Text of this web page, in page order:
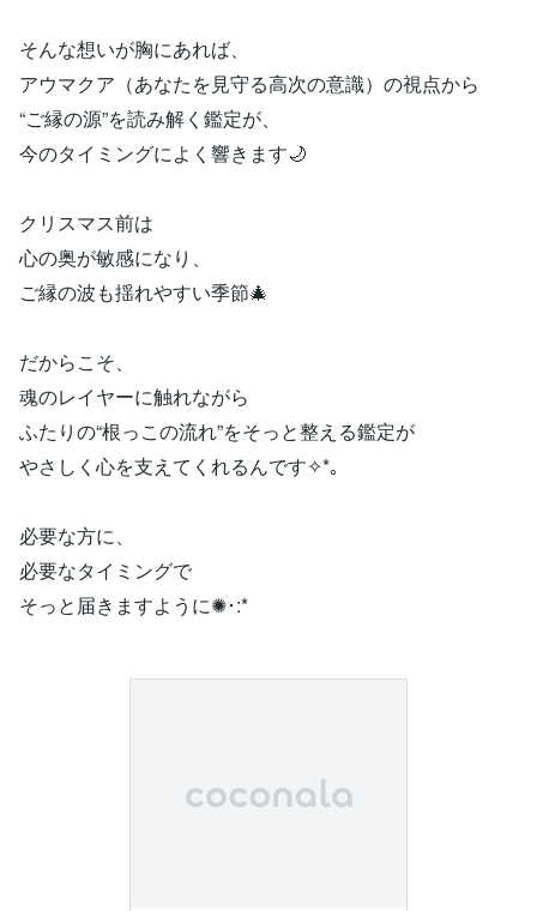
そんな想いが胸にあれば、
アウマクア（あなたを見守る高次の意識）の視点から
“ご縁の源”を読み解く鑑定が、
今のタイミングによく響きます🌙
クリスマス前は
心の奥が敏感になり、
ご縁の波も揺れやすい季節🎄
だからこそ、
魂のレイヤーに触れながら
ふたりの“根っこの流れ”をそっと整える鑑定が
やさしく心を支えてくれるんです✧*｡
必要な方に、
必要なタイミングで
そっと届きますように✺･:*